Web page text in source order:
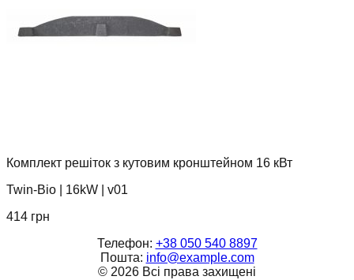
Комплект решіток з кутовим кронштейном 16 кВт
Twin-Bio
16kW
v01
414 грн
Телефон: +38 050 540 8897
Пошта: info@example.com
© 2026 Всі права захищені